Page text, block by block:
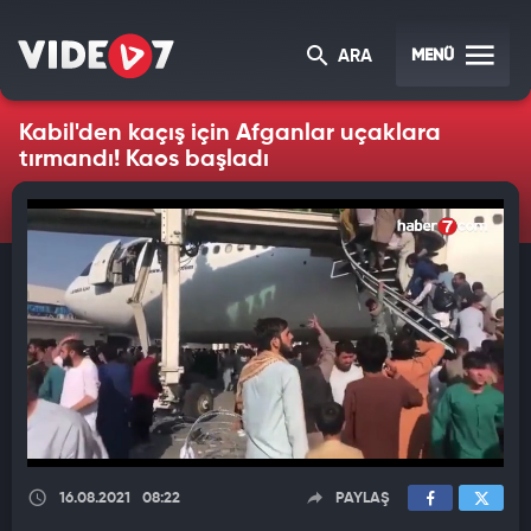
ARA MENÜ
Kabil'den kaçış için Afganlar uçaklara
tırmandı! Kaos başladı
16.08.2021 08:22 PAYLAŞ